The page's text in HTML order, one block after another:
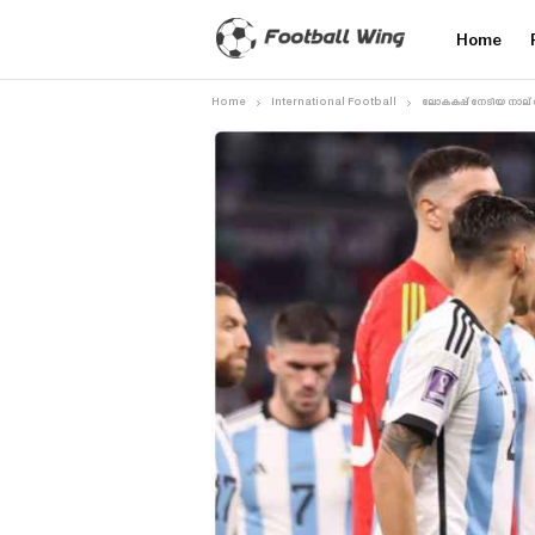
Home
Home International Football ലോകകപ്പ് നേടിയ നാല്